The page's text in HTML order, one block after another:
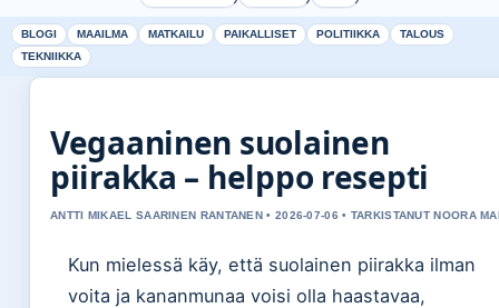
BLOGI MAAILMA MATKAILU PAIKALLISET POLITIIKKA
TALOUS
TEKNIIKKA
Vegaaninen suolainen
piirakka – helppo resepti
ANTTI MIKAEL SAARINEN RANTANEN • 2026-07-06 • TARKISTANUT NOORA
Kun mielessä käy, että suolainen piirakka ilman
voita ja kananmunaa voisi olla haastavaa,